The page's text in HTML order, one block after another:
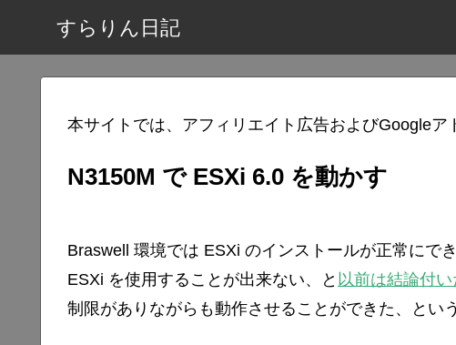
すらりん日記
本サイトでは、アフィリエイト広告およびGoogleア
N3150M で ESXi 6.0 を動かす
Braswell 環境では ESXi のインストールが正常にでき
ESXi を使用することが出来ない、と 以前は結論付い
制限がありながらも動作させることができた、とい